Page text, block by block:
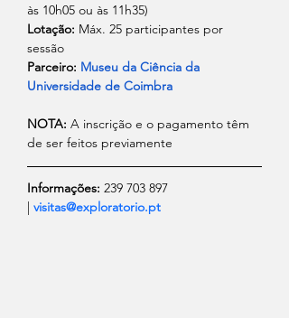
às 10h05 ou às 11h35)
Lotação: Máx. 25 participantes por
sessão
Parceiro: Museu da Ciência da
Universidade de Coimbra
NOTA: A inscrição e o pagamento têm
de ser feitos previamente
Informações: 239 703 897
| visitas@exploratorio.pt